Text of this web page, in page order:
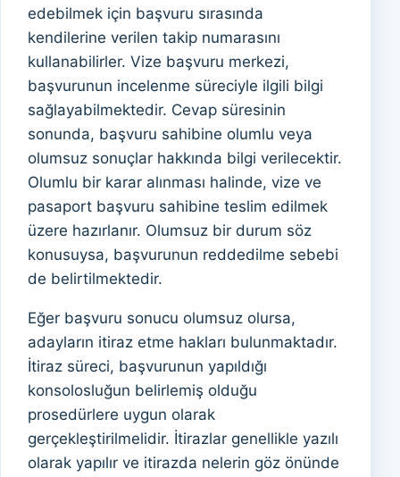
edebilmek için başvuru sırasında
kendilerine verilen takip numarasını
kullanabilirler. Vize başvuru merkezi,
başvurunun incelenme süreciyle ilgili bilgi
sağlayabilmektedir. Cevap süresinin
sonunda, başvuru sahibine olumlu veya
olumsuz sonuçlar hakkında bilgi verilecektir.
Olumlu bir karar alınması halinde, vize ve
pasaport başvuru sahibine teslim edilmek
üzere hazırlanır. Olumsuz bir durum söz
konusuysa, başvurunun reddedilme sebebi
de belirtilmektedir.
Eğer başvuru sonucu olumsuz olursa,
adayların itiraz etme hakları bulunmaktadır.
İtiraz süreci, başvurunun yapıldığı
konsolosluğun belirlemiş olduğu
prosedürlere uygun olarak
gerçekleştirilmelidir. İtirazlar genellikle yazılı
olarak yapılır ve itirazda nelerin göz önünde